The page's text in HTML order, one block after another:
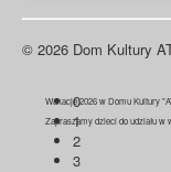
Wakacje 2026 w Domu Kultury
Zapraszamy dzieci do udziału w
0
1
2
3
© 2026 Dom Kultury